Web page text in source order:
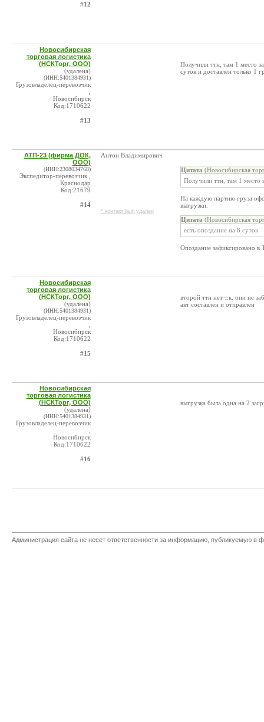
#12
Новосибирская
торговая логистика
(НСКТорг, ООО)
(удалена)
(ИНН:5401384931)
Грузовладелец-перевозчик
Новосибирск
Код:1710622
#13
Получили ттн, там 1 место
суток и доставлен только 1
АТП-23 (фирма ДОК,
ООО)
(ИНН:2308034768)
Экспедитор-перевозчик ,
Краснодар
Код:21679
#14
Антон Владимирович
* контакт был удален
Цитата (Новосибирская
Получили ттн, там 1 место
На каждую партию груза
выгрузки.
Цитата (Новосибирская
есть опоздание на 8 суток
Опоздание зафиксировано в
Новосибирская
торговая логистика
(НСКТорг, ООО)
(удалена)
(ИНН:5401384931)
Грузовладелец-перевозчик
Новосибирск
Код:1710622
#15
второй ттн нет т.к. они не
акт составлен и отправлен
Новосибирская
торговая логистика
(НСКТорг, ООО)
(удалена)
(ИНН:5401384931)
Грузовладелец-перевозчик
Новосибирск
Код:1710622
#16
выгрузка была одна на 2
Администрация сайта не несет ответственности за информацию, публикуемую